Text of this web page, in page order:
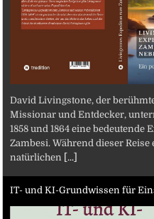
David Livingstone, der
Missionar und Entdecker,
1858 und 1864 eine bedeutende
Zambesi. Während dieser
natürlichen [...]
IT- und KI-Grundwissen für